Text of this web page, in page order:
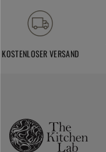
KOSTENLOSER VERSAND